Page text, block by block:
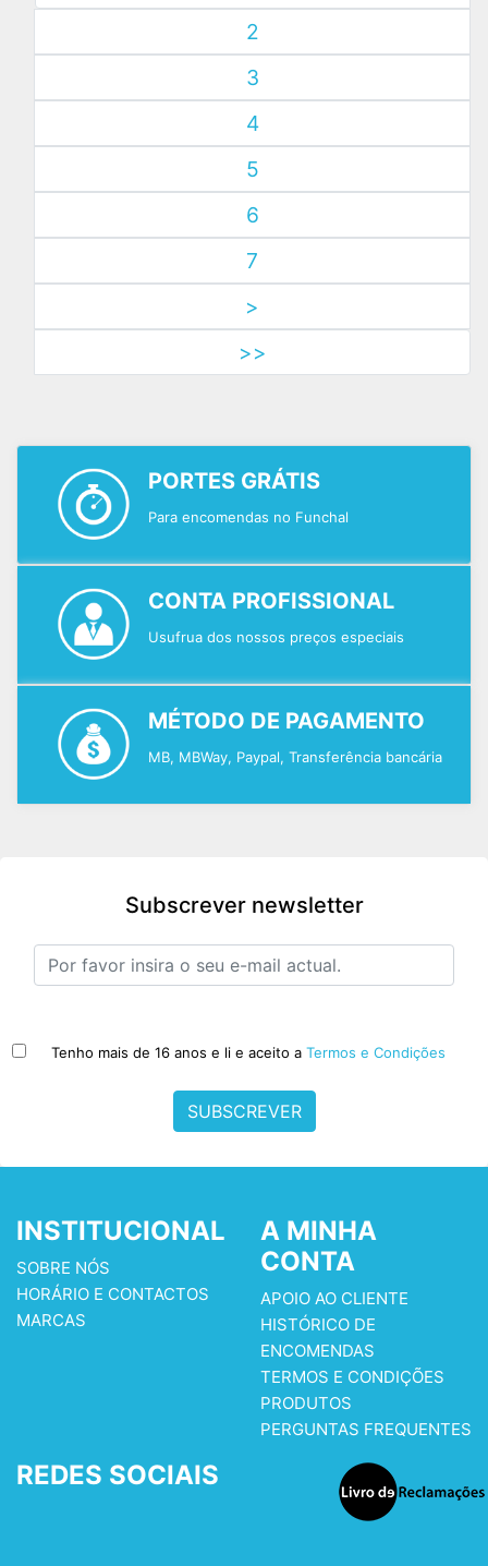
2
3
4
5
6
7
>
>>
PORTES GRÁTIS
Para encomendas no Funchal
CONTA PROFISSIONAL
Usufrua dos nossos preços especiais
MÉTODO DE PAGAMENTO
MB, MBWay, Paypal, Transferência bancária
Subscrever newsletter
Tenho mais de 16 anos e li e aceito a Termos e Condições
SUBSCREVER
INSTITUCIONAL
SOBRE NÓS
HORÁRIO E CONTACTOS
MARCAS
A MINHA
CONTA
APOIO AO CLIENTE
HISTÓRICO DE
ENCOMENDAS
TERMOS E CONDIÇÕES
PRODUTOS
PERGUNTAS FREQUENTES
REDES SOCIAIS